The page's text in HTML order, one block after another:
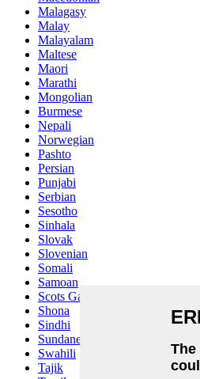
Malagasy
Malay
Malayalam
Maltese
Maori
Marathi
Mongolian
Burmese
Nepali
Norwegian
Pashto
Persian
Punjabi
Serbian
Sesotho
Sinhala
Slovak
Slovenian
Somali
Samoan
Scots Gaelic
Shona
Sindhi
Sundanese
Swahili
Tajik